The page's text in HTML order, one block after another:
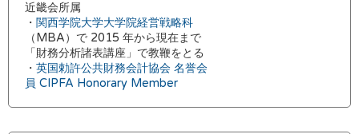
近畿会所属
・ 関西学院大学大学院経営戦略科
（MBA）で 2015 年から現在まで
「財務分析諸表講座」で教鞭をとる
・ 英国勅許公共財務会計協会 名誉会
員 CIPFA Honorary Member